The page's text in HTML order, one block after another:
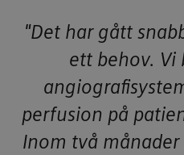
"Det har gått
ett behov. Vi
perfusion på
Inom två